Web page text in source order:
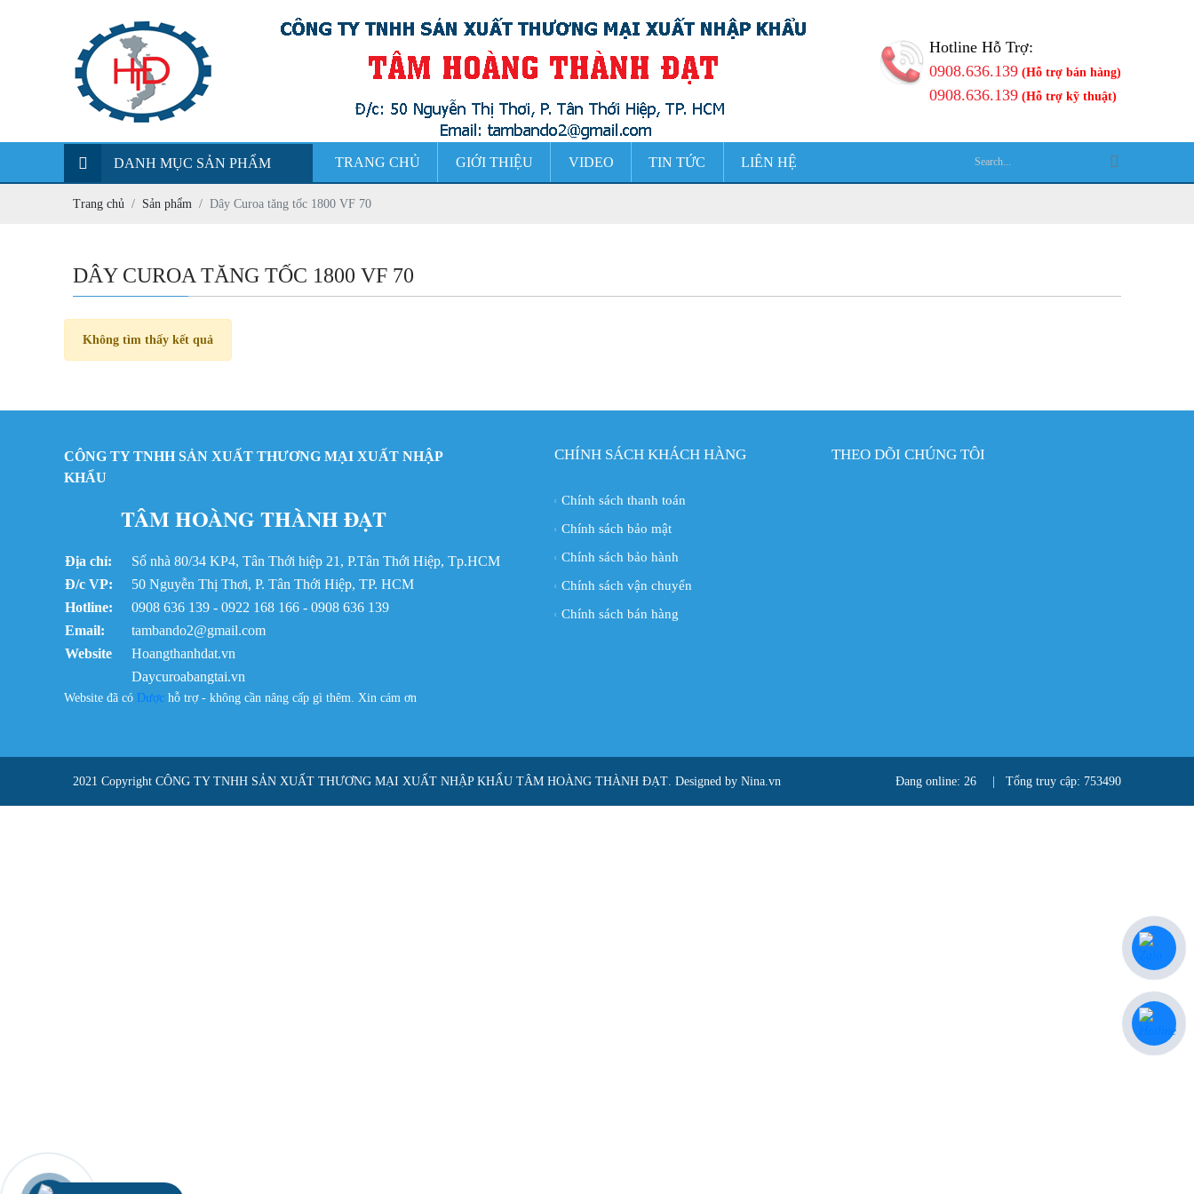
Hotline Hỗ Trợ:
0908.636.139 (Hỗ trợ bán hàng)
0908.636.139 (Hỗ trợ kỹ thuật)
TRANG CHỦ GIỚI THIỆU VIDEO TIN TỨC LIÊN HỆ
DANH MỤC SẢN PHẨM
Trang chủ Sản phẩm Dây Curoa tăng tốc 1800 VF 70
DÂY CUROA TĂNG TỐC 1800 VF 70
Không tìm thấy kết quả
CÔNG TY TNHH SẢN XUẤT THƯƠNG MẠI XUẤT NHẬP
KHẨU
TÂM HOÀNG THÀNH ĐẠT
Địa chỉ:
Số nhà 80/34 KP4, Tân Thới hiệp 21, P.Tân Thới Hiệp, Tp.HCM
Đ/c VP:
50 Nguyễn Thị Thơi, P. Tân Thới Hiệp, TP. HCM
Hotline:
0908 636 139 - 0922 168 166 - 0908 636 139
Email:
tambando2@gmail.com
Website
Hoangthanhdat.vn
Daycuroabangtai.vn
Website đã có Dược hỗ trợ - không cần nâng cấp gì thêm. Xin cám ơn
CHÍNH SÁCH KHÁCH HÀNG
Chính sách thanh toán
Chính sách bảo mật
Chính sách bảo hành
Chính sách vận chuyển
Chính sách bán hàng
THEO DÕI CHÚNG TÔI
2021 Copyright CÔNG TY TNHH SẢN XUẤT THƯƠNG MẠI XUẤT NHẬP KHẨU TÂM HOÀNG THÀNH ĐẠT. Designed by Nina.vn Đang online: 26 Tổng truy cập: 753490